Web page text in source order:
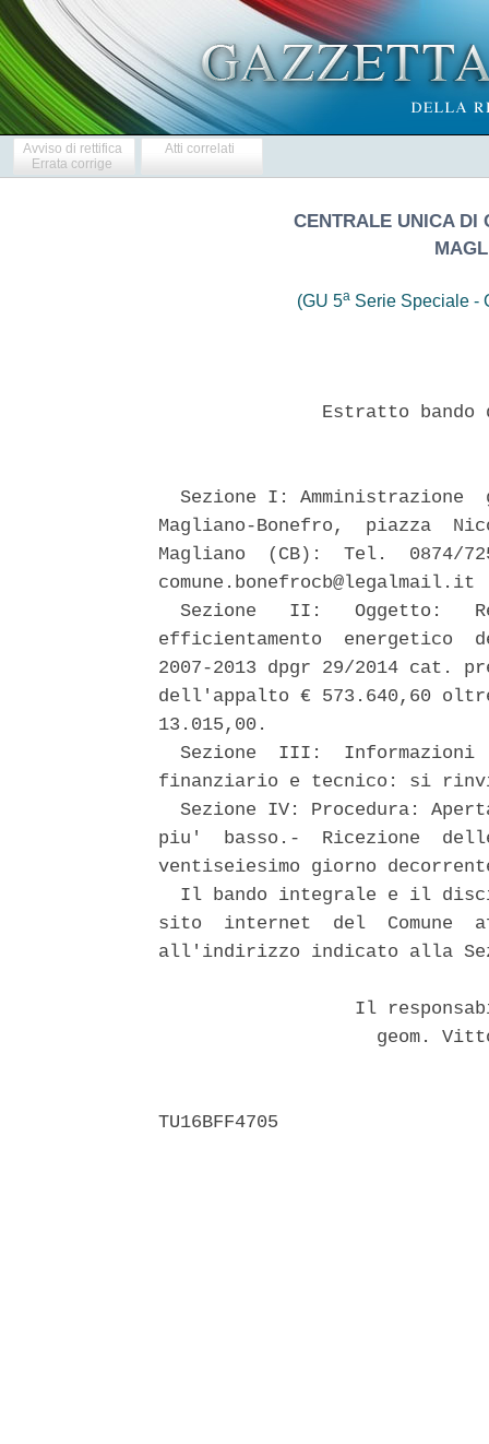
Avviso di rettifica
Errata corrige
Atti correlati
CENTRALE UNICA DI
(GU 5a Serie Speciale -
Estratto
Sezione I: Amministrazione
Magliano-Bonefro,  piazza
Magliano  (CB):  Tel.  0874/
comune.bonefrocb@legalmail.it
Sezione   II:   Oggetto:
efficientamento  energetico
2007-2013 dpgr 29/2014 cat.
dell'appalto € 573.640,60
13.015,00.
Sezione  III:  Informazioni
finanziario e tecnico: si
Sezione IV: Procedura:
piu'  basso.-  Ricezione
ventiseiesimo giorno
Il bando integrale e il
sito  internet  del  Comune
all'indirizzo indicato alla
Il
geom.